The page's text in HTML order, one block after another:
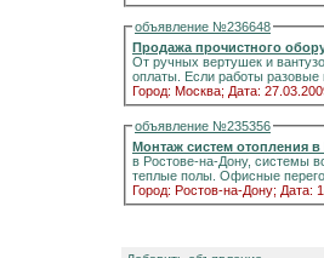
объявление №236648
Продажа прочистного
От ручных вертушек и
оплаты. Если работы
Город: Москва; Дата:
объявление №235356
Монтаж систем отопления
в Ростове-на-Дону, системы
теплые полы. Офисные
Город: Ростов-на-Дону; Дата: